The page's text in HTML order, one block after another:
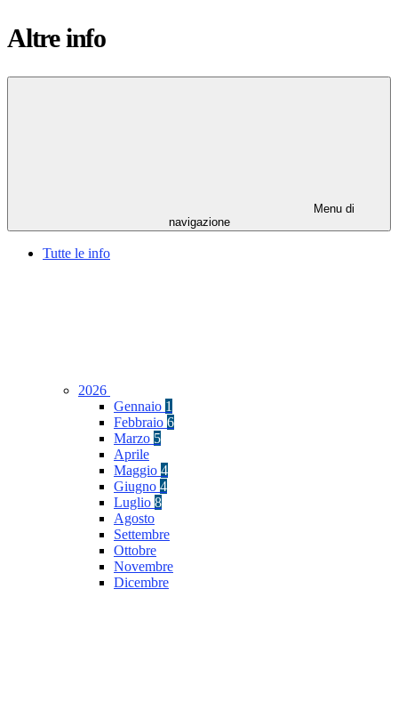
Altre info
Menu di
navigazione
Tutte le info
2026
Gennaio 1
Febbraio 6
Marzo 5
Aprile
Maggio 4
Giugno 4
Luglio 8
Agosto
Settembre
Ottobre
Novembre
Dicembre